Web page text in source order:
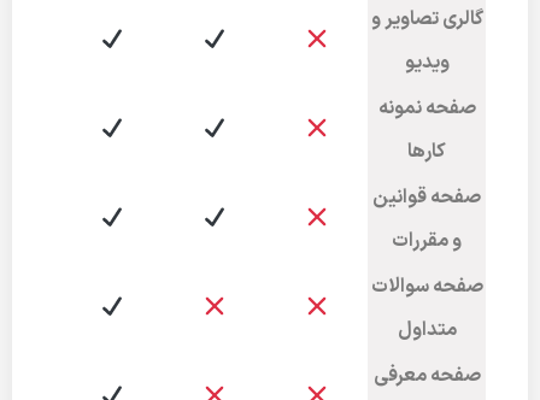
گالری تصاویر و
ویدیو
صفحه نمونه
کارها
صفحه قوانین
و مقررات
صفحه سوالات
متداول
صفحه معرفی